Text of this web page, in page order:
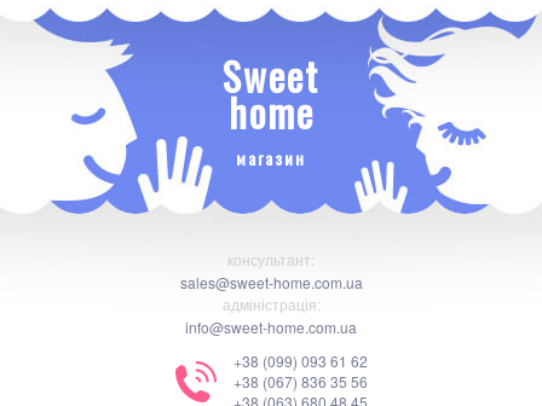
Sweet
home
магазин
консультант:
sales@sweet-home.com.ua
адміністрація:
info@sweet-home.com.ua
+38 (099) 093 61 62
+38 (067) 836 35 56
+38 (063) 680 48 45